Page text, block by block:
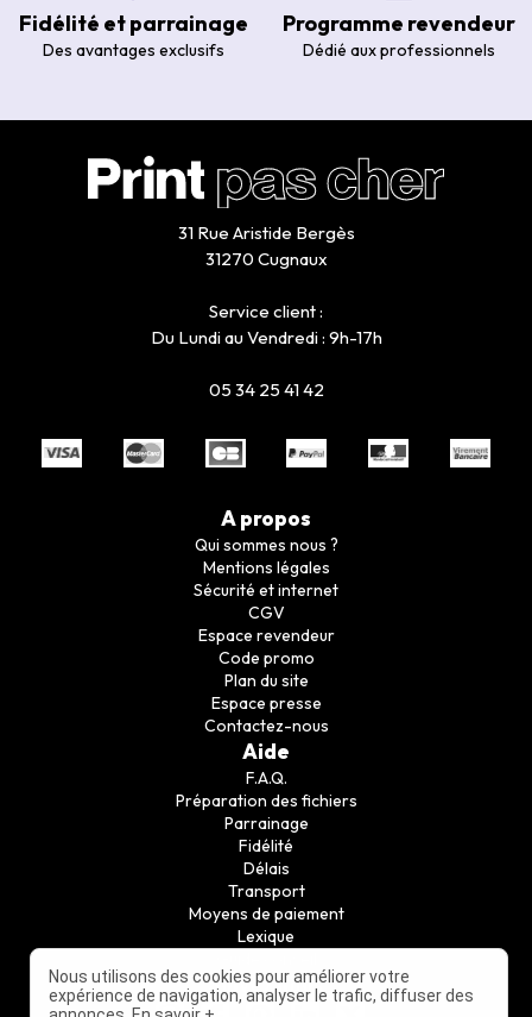
Fidélité et parrainage
Des avantages exclusifs
Programme revendeur
Dédié aux professionnels
31 Rue Aristide Bergès
31270 Cugnaux
Service client :
Du Lundi au Vendredi : 9h-17h
05 34 25 41 42
A propos
Qui sommes nous ?
Mentions légales
Sécurité et internet
CGV
Espace revendeur
Code promo
Plan du site
Espace presse
Contactez-nous
Aide
F.A.Q.
Préparation des fichiers
Parrainage
Fidélité
Délais
Transport
Moyens de paiement
Lexique
Suivez nous
Nous utilisons des cookies pour améliorer votre
expérience de navigation, analyser le trafic, diffuser des